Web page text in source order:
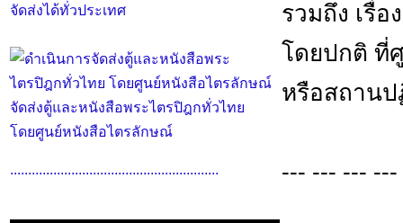
จัดส่งได้ทั่วประเทศ
จัดส่งตู้และหนังสือพระไตรปิฎกทั่วไทย
โดยศูนย์หนังสือไตรลักษณ์
..........................................................
รวมถึง เรื่
โดยปกติ ที่
หรือสถาน
--- --- ---